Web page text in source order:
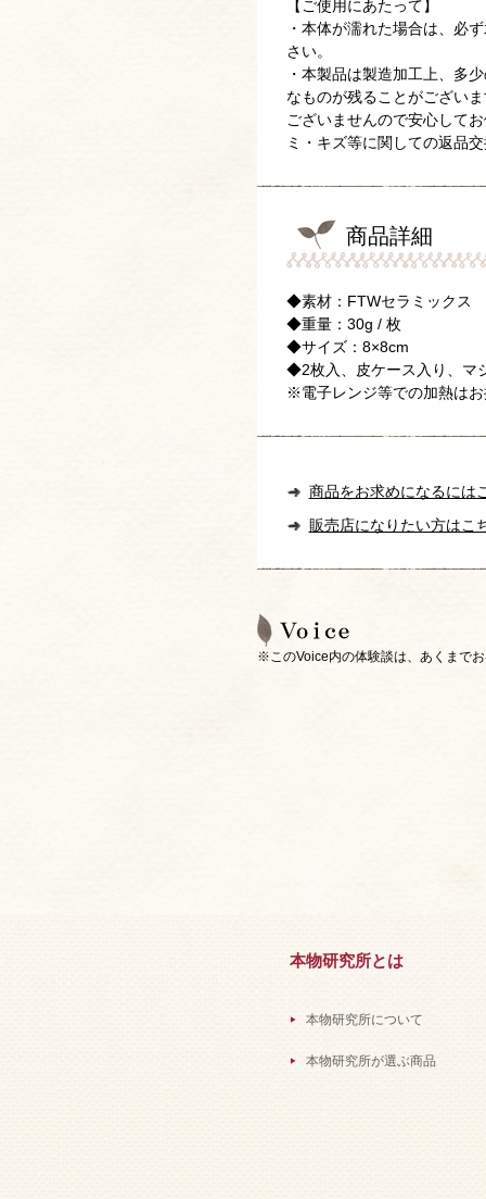
【ご使用にあたって】
・本体が濡れた場合は、必
さい。
・本製品は製造加工上、多
なものが残ることがござい
ございませんので安心して
ミ・キズ等に関しての返品
商品詳細
◆素材：FTWセラミックス
◆重量：30g / 枚
◆サイズ：8×8cm
◆2枚入、皮ケース入り、マ
※電子レンジ等での加熱は
商品をお求めになるには
販売店になりたい方はこ
※このVoice内の体験談は、あくまで
本物研究所とは
本物研究所について
本物研究所が選ぶ商品